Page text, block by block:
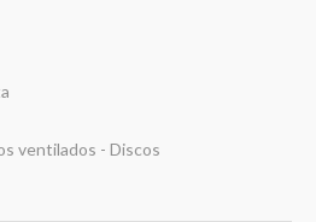
ventilados - Discos